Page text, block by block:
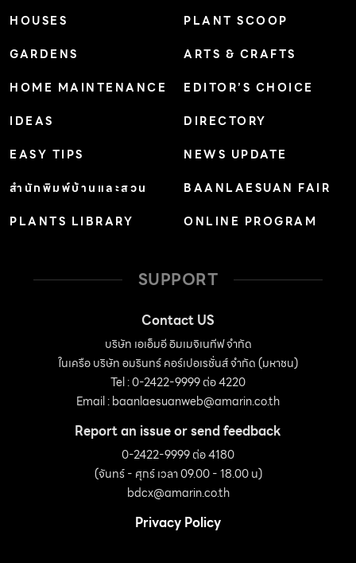
HOUSES
GARDENS
HOME MAINTENANCE
IDEAS
EASY TIPS
สำนักพิมพ์บ้านและสวน
PLANTS LIBRARY
PLANT SCOOP
ARTS & CRAFTS
EDITOR’S CHOICE
DIRECTORY
NEWS UPDATE
BAANLAESUAN FAIR
ONLINE PROGRAM
SUPPORT
Contact US
บริษัท เอเอ็มอี อิมเมจิเนทีฟ จำกัด
ในเครือ บริษัท อมรินทร์ คอร์เปอเรชั่นส์ จำกัด (มหาชน)
Tel : 0-2422-9999 ต่อ 4220
Email :baanlaesuanweb@amarin.co.th
Report an issue or send feedback
0-2422-9999 ต่อ 4180
(จันทร์ - ศุกร์ เวลา 09.00 - 18.00 น)
bdcx@amarin.co.th
Privacy Policy